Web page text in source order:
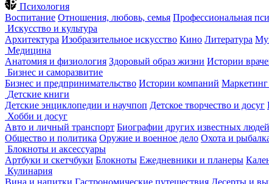
Психология
Воспитание Отношения, любовь, семья Профессиональная
Искусство и культура
Архитектура Изобразительное искусство Кино Литература
Медицина
Анатомия и физиология Здоровый образ жизни Истории
Бизнес и саморазвитие
Бизнес и предпринимательство Истории компаний Маркетинг
Детские книги
Детские энциклопедии и научпоп Детское творчество и досуг
Хобби и досуг
Авто и личный транспорт Биографии других известных людей
Общество и политика Оружие и военное дело Охота и
Блокноты и аксессуары
Артбуки и скетчбуки Блокноты Ежедневники и планеры
Кулинария
Вина и напитки Гастрономические путешествия Десерты и